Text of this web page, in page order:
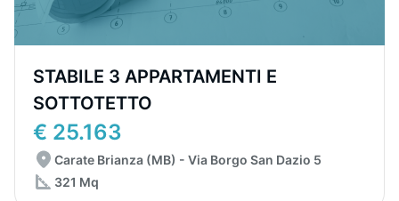
STABILE 3 APPARTAMENTI E
SOTTOTETTO
€ 25.163
Carate Brianza (MB) - Via Borgo San Dazio 5
321 Mq